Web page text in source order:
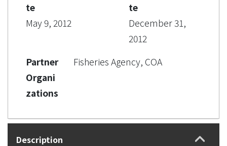
te
May 9, 2012
te
December 31,
2012
Partner
Organi
zations
Fisheries Agency, COA
Description